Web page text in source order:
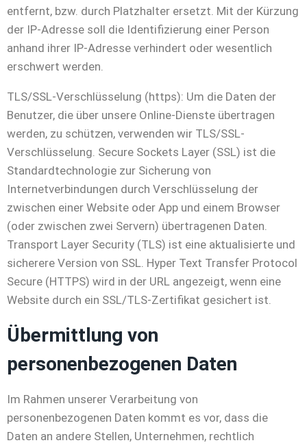
entfernt, bzw. durch Platzhalter ersetzt. Mit der Kürzung
der IP-Adresse soll die Identifizierung einer Person
anhand ihrer IP-Adresse verhindert oder wesentlich
erschwert werden.
TLS/SSL-Verschlüsselung (https): Um die Daten der
Benutzer, die über unsere Online-Dienste übertragen
werden, zu schützen, verwenden wir TLS/SSL-
Verschlüsselung. Secure Sockets Layer (SSL) ist die
Standardtechnologie zur Sicherung von
Internetverbindungen durch Verschlüsselung der
zwischen einer Website oder App und einem Browser
(oder zwischen zwei Servern) übertragenen Daten.
Transport Layer Security (TLS) ist eine aktualisierte und
sicherere Version von SSL. Hyper Text Transfer Protocol
Secure (HTTPS) wird in der URL angezeigt, wenn eine
Website durch ein SSL/TLS-Zertifikat gesichert ist.
Übermittlung von
personenbezogenen Daten
Im Rahmen unserer Verarbeitung von
personenbezogenen Daten kommt es vor, dass die
Daten an andere Stellen, Unternehmen, rechtlich